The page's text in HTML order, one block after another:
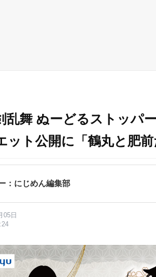
乱舞 ぬーどるストッパ
ット公開に「鶴丸と肥前
：にじめん編集部
05日